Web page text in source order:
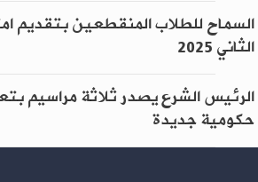
السماح للطلاب المنقطعين بتقديم
الثاني 2025
الرئيس الشرع يصدر ثلاثة مراسيم
حكومية جديدة